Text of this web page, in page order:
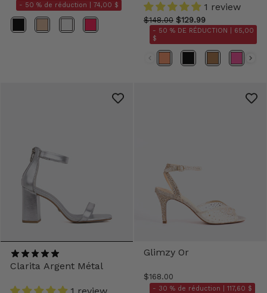
- 50 % de réduction | 74,00 $
Couleurs
1 review
$148.00 $129.99
- 50 % DE RÉDUCTION |
65,00
$
Couleurs
Clarita Argent Métal
1 review
Glimzy Or
$168.00
- 30 % de réduction | 117,60 $